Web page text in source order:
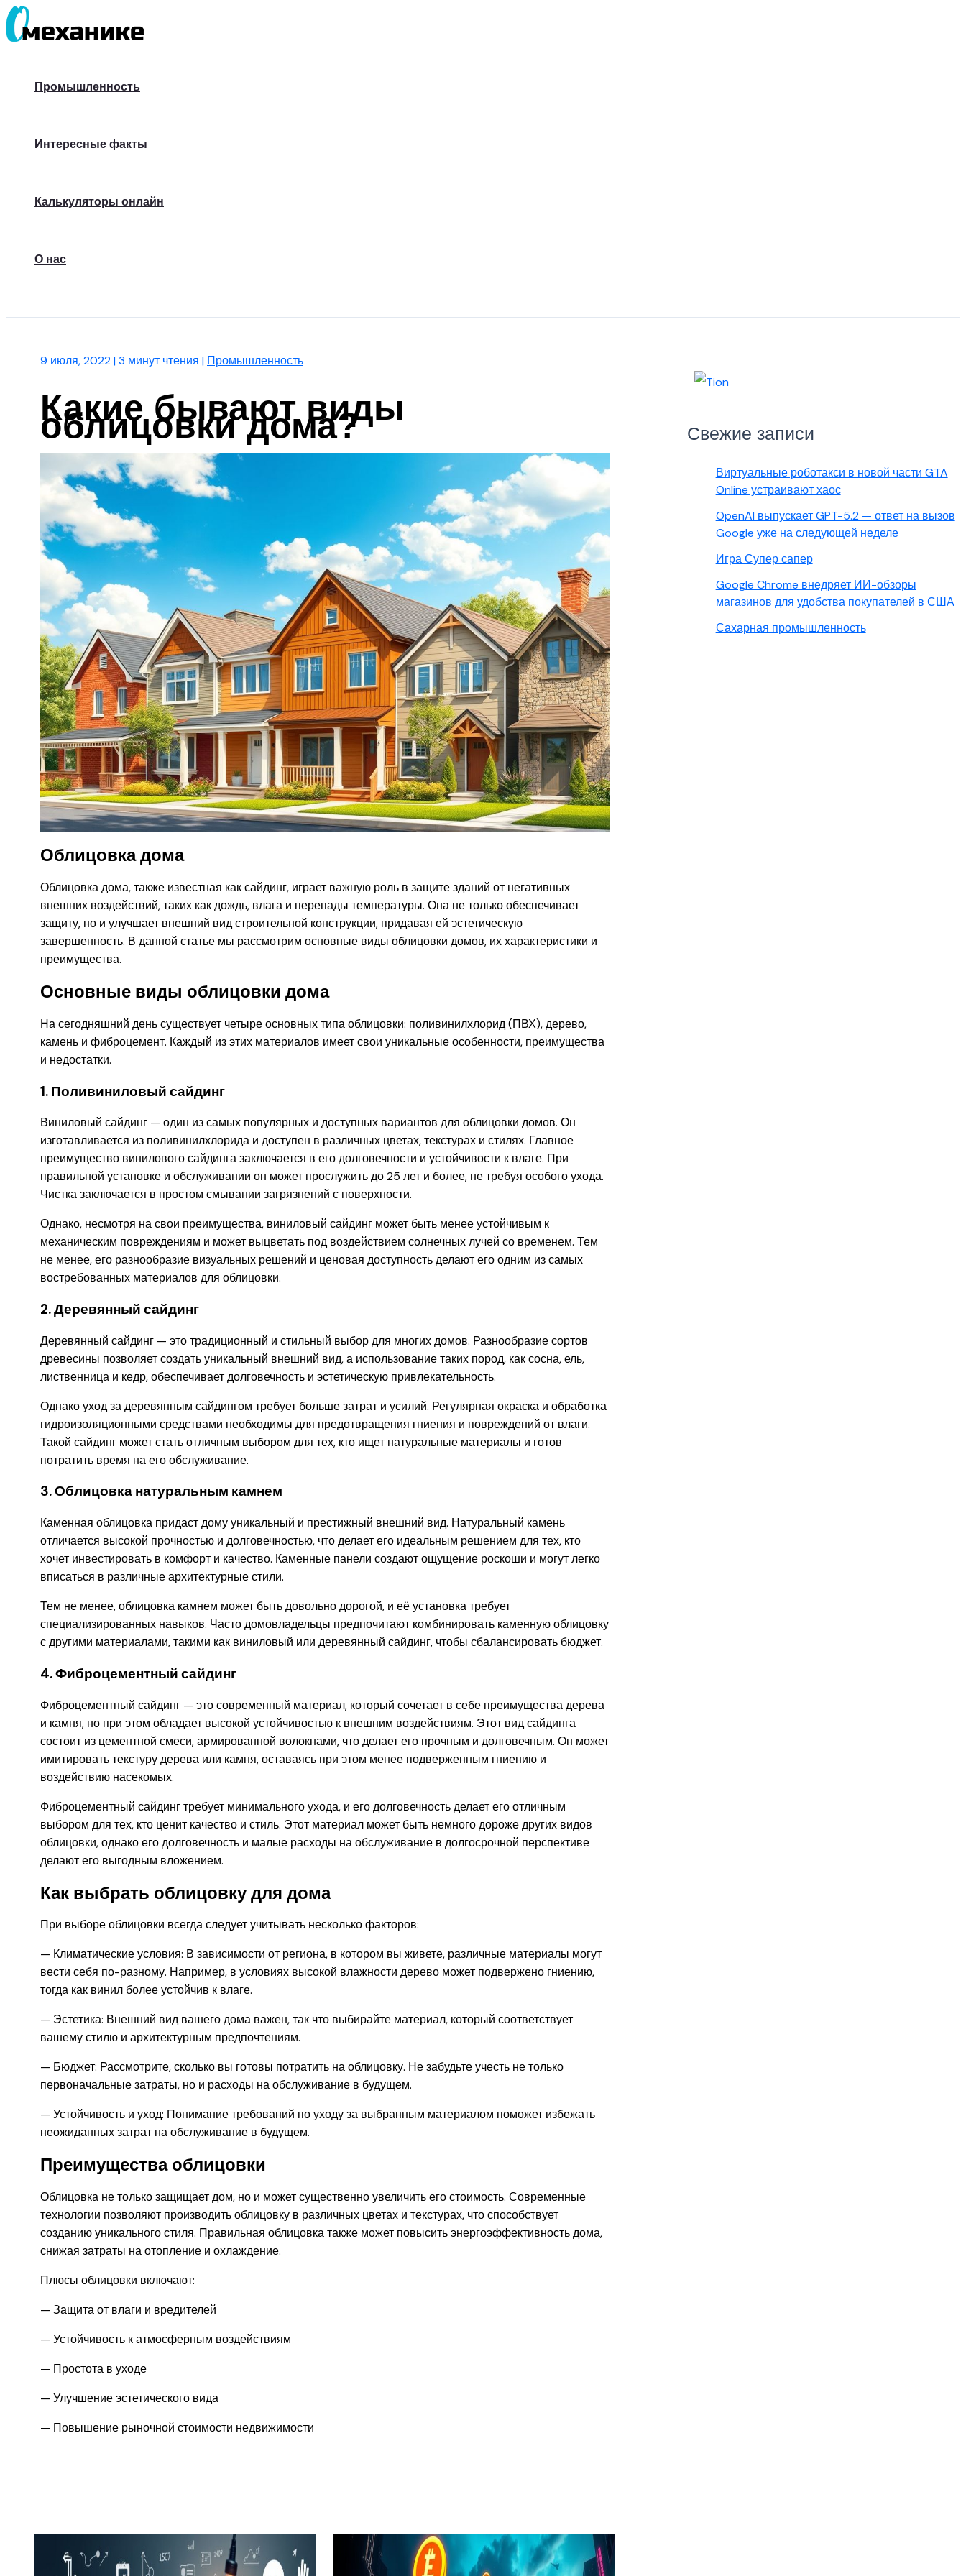
Перейти
к
Промышленность
Интересные факты
Калькуляторы онлайн
О нас
9 июля, 2022|3 минут чтения | Промышленность
Какие бывают виды
облицовки дома?
Облицовка дома
Облицовка дома, также известная как сайдинг, играет важную роль в защите зданий от негативных
внешних воздействий, таких как дождь, влага и перепады температуры. Она не только обеспечивает
защиту, но и улучшает внешний вид строительной конструкции, придавая ей эстетическую
завершенность. В данной статье мы рассмотрим основные виды облицовки домов, их характеристики и
преимущества.
Основные виды облицовки дома
На сегодняшний день существует четыре основных типа облицовки: поливинилхлорид (ПВХ), дерево,
камень и фиброцемент. Каждый из этих материалов имеет свои уникальные особенности, преимущества
и недостатки.
1. Поливиниловый сайдинг
Виниловый сайдинг — один из самых популярных и доступных вариантов для облицовки домов. Он
изготавливается из поливинилхлорида и доступен в различных цветах, текстурах и стилях. Главное
преимущество винилового сайдинга заключается в его долговечности и устойчивости к влаге. При
правильной установке и обслуживании он может прослужить до 25 лет и более, не требуя особого ухода.
Чистка заключается в простом смывании загрязнений с поверхности.
Однако, несмотря на свои преимущества, виниловый сайдинг может быть менее устойчивым к
механическим повреждениям и может выцветать под воздействием солнечных лучей со временем. Тем
не менее, его разнообразие визуальных решений и ценовая доступность делают его одним из самых
востребованных материалов для облицовки.
2. Деревянный сайдинг
Деревянный сайдинг — это традиционный и стильный выбор для многих домов. Разнообразие сортов
древесины позволяет создать уникальный внешний вид, а использование таких пород, как сосна, ель,
лиственница и кедр, обеспечивает долговечность и эстетическую привлекательность.
Однако уход за деревянным сайдингом требует больше затрат и усилий. Регулярная окраска и обработка
гидроизоляционными средствами необходимы для предотвращения гниения и повреждений от влаги.
Такой сайдинг может стать отличным выбором для тех, кто ищет натуральные материалы и готов
потратить время на его обслуживание.
3. Облицовка натуральным камнем
Каменная облицовка придаст дому уникальный и престижный внешний вид. Натуральный камень
отличается высокой прочностью и долговечностью, что делает его идеальным решением для тех, кто
хочет инвестировать в комфорт и качество. Каменные панели создают ощущение роскоши и могут легко
вписаться в различные архитектурные стили.
Тем не менее, облицовка камнем может быть довольно дорогой, и её установка требует
специализированных навыков. Часто домовладельцы предпочитают комбинировать каменную облицовку
с другими материалами, такими как виниловый или деревянный сайдинг, чтобы сбалансировать бюджет.
4. Фиброцементный сайдинг
Фиброцементный сайдинг — это современный материал, который сочетает в себе преимущества дерева
и камня, но при этом обладает высокой устойчивостью к внешним воздействиям. Этот вид сайдинга
состоит из цементной смеси, армированной волокнами, что делает его прочным и долговечным. Он может
имитировать текстуру дерева или камня, оставаясь при этом менее подверженным гниению и
воздействию насекомых.
Фиброцементный сайдинг требует минимального ухода, и его долговечность делает его отличным
выбором для тех, кто ценит качество и стиль. Этот материал может быть немного дороже других видов
облицовки, однако его долговечность и малые расходы на обслуживание в долгосрочной перспективе
делают его выгодным вложением.
Как выбрать облицовку для дома
При выборе облицовки всегда следует учитывать несколько факторов:
— Климатические условия: В зависимости от региона, в котором вы живете, различные материалы могут
вести себя по-разному. Например, в условиях высокой влажности дерево может подвержено гниению,
тогда как винил более устойчив к влаге.
— Эстетика: Внешний вид вашего дома важен, так что выбирайте материал, который соответствует
вашему стилю и архитектурным предпочтениям.
— Бюджет: Рассмотрите, сколько вы готовы потратить на облицовку. Не забудьте учесть не только
первоначальные затраты, но и расходы на обслуживание в будущем.
— Устойчивость и уход: Понимание требований по уходу за выбранным материалом поможет избежать
неожиданных затрат на обслуживание в будущем.
Преимущества облицовки
Облицовка не только защищает дом, но и может существенно увеличить его стоимость. Современные
технологии позволяют производить облицовку в различных цветах и текстурах, что способствует
созданию уникального стиля. Правильная облицовка также может повысить энергоэффективность дома,
снижая затраты на отопление и охлаждение.
Плюсы облицовки включают:
— Защита от влаги и вредителей
— Устойчивость к атмосферным воздействиям
— Простота в уходе
— Улучшение эстетического вида
— Повышение рыночной стоимости недвижимости
Свежие записи
Виртуальные роботакси в новой части GTA
Online устраивают хаос
OpenAI выпускает GPT-5.2 — ответ на вызов
Google уже на следующей неделе
Игра Супер сапер
Google Chrome внедряет ИИ-обзоры
магазинов для удобства покупателей в США
Сахарная промышленность